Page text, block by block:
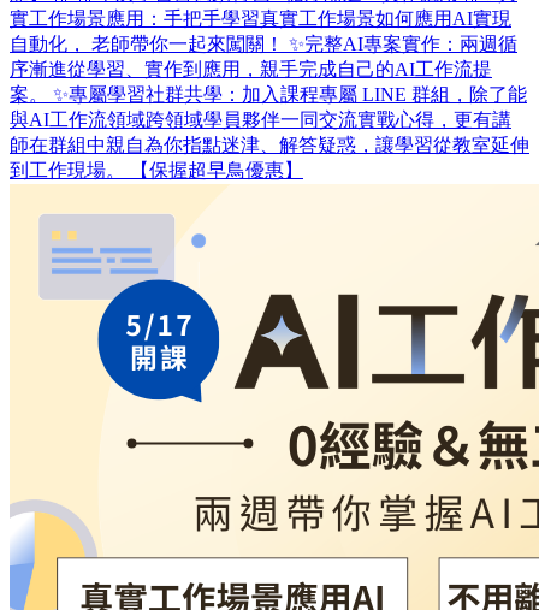
實工作場景應用：手把手學習真實工作場景如何應用AI實現
自動化， 老師帶你一起來闖關！ ✨完整AI專案實作：兩週循
序漸進從學習、實作到應用，親手完成自己的AI工作流提
案。 ✨專屬學習社群共學：加入課程專屬 LINE 群組，除了能
與AI工作流領域跨領域學員夥伴一同交流實戰心得，更有講
師在群組中親自為你指點迷津、解答疑惑，讓學習從教室延伸
到工作現場。 【保握超早鳥優惠】